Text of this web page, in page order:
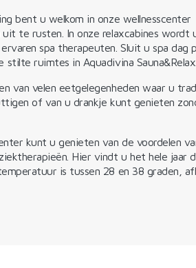
bent u welkom in onze wellnesscenter
te rusten. In onze relaxcabines wordt
spa therapeuten. Sluit u spa dag
ruimtes in Aquadivina Sauna&Relax.
van velen eetgelegenheden waar u
of van u drankje kunt genieten
kunt u genieten van de voordelen
Hier vindt u het hele jaar
is tussen 28 en 38 graden,